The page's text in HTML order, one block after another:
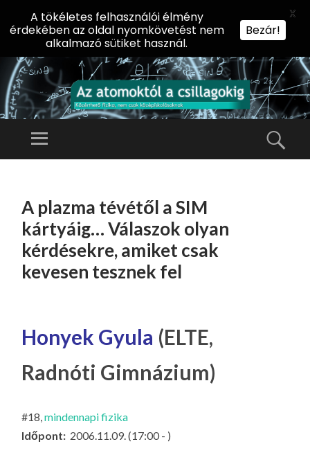
AZ
KT
Ó
L
A
G
O
KI
Előadássorozat
Természettudományi
Kar Fizikai
Intézetében
Menü
TARTALOMHOZ
A plazma tévétől a SIM
kártyáig… Válaszok olyan
kérdésekre, amiket csak
kevesen tesznek fel
Honyek Gyula (ELTE,
Radnóti Gimnázium)
#18,mindennapi fizika
Időpont: 2006.11.09. (17:00 - )
A tökéletes felhasználói élmény
érdekében az oldal nyomkövetést nem
alkalmazó sütiket használ.
Bezár!
X